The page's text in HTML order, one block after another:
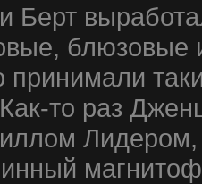
Берт
блюзовые
принимали
то раз
Лидером,